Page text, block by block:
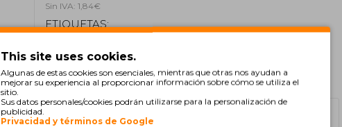
Sin IVA: 1,84€
ETIQUETAS:
This site uses cookies.
Algunas de estas cookies son esenciales, mientras que otras nos ayudan a
mejorar su experiencia al proporcionar información sobre cómo se utiliza el
sitio.
Sus datos personales/cookies podrán utilizarse para la personalización de
publicidad.
Privacidad y términos de Google